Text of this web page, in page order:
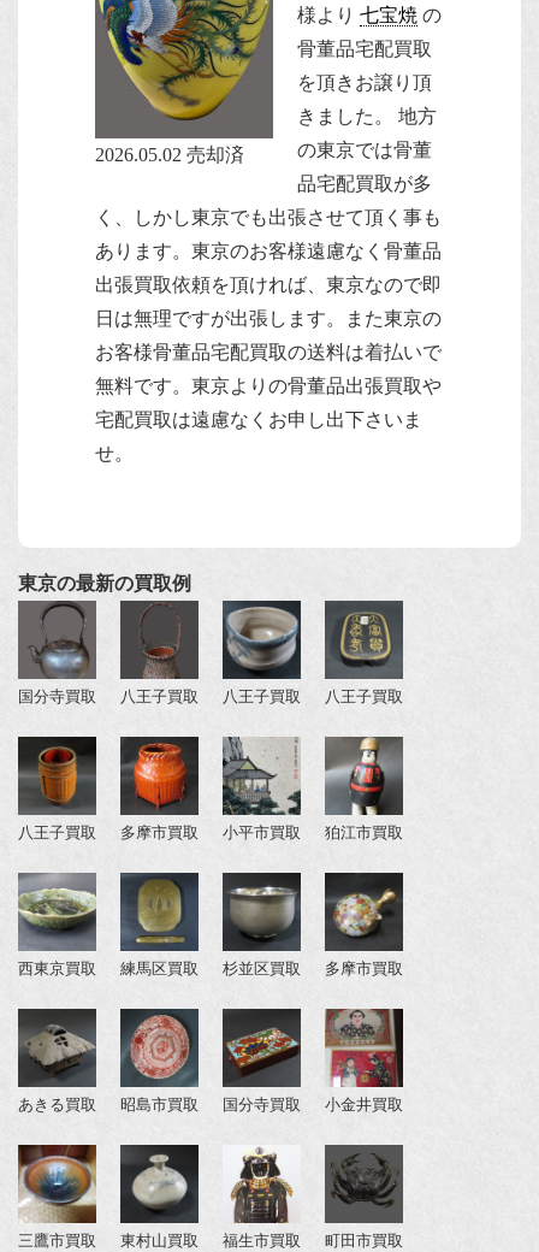
2026.05.02 売却済
様より 七宝焼 の
骨董品宅配買取
を頂きお譲り頂
きました。
地方
の東京では骨董
品宅配買取が多
く、しかし東京でも出張させて頂く事も
あります。東京のお客様遠慮なく骨董品
出張買取依頼を頂ければ、東京なので即
日は無理ですが出張します。また東京の
お客様骨董品宅配買取の送料は着払いで
無料です。東京よりの骨董品出張買取や
宅配買取は遠慮なくお申し出下さいま
せ。
東京の最新の買取例
国分寺買取 八王子買取 八王子買取 八王子買取
八王子買取 多摩市買取 小平市買取 狛江市買取
西東京買取 練馬区買取 杉並区買取 多摩市買取
あきる買取 昭島市買取 国分寺買取 小金井買取
三鷹市買取 東村山買取 福生市買取 町田市買取